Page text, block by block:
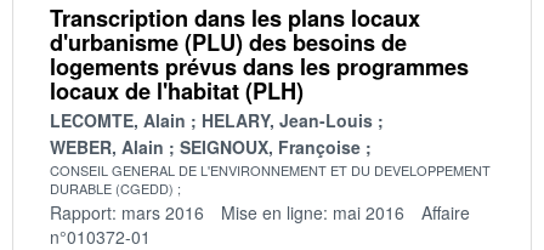
Transcription dans les plans locaux
d'urbanisme (PLU) des besoins de
logements prévus dans les programmes
locaux de l'habitat (PLH)
LECOMTE, Alain
HELARY, Jean-Louis
WEBER, Alain
SEIGNOUX, Françoise
CONSEIL GENERAL DE L'ENVIRONNEMENT ET DU DEVELOPPEMENT
DURABLE (CGEDD)
Rapport: mars 2016 Mise en ligne: mai 2016
Affaire
n°010372-01